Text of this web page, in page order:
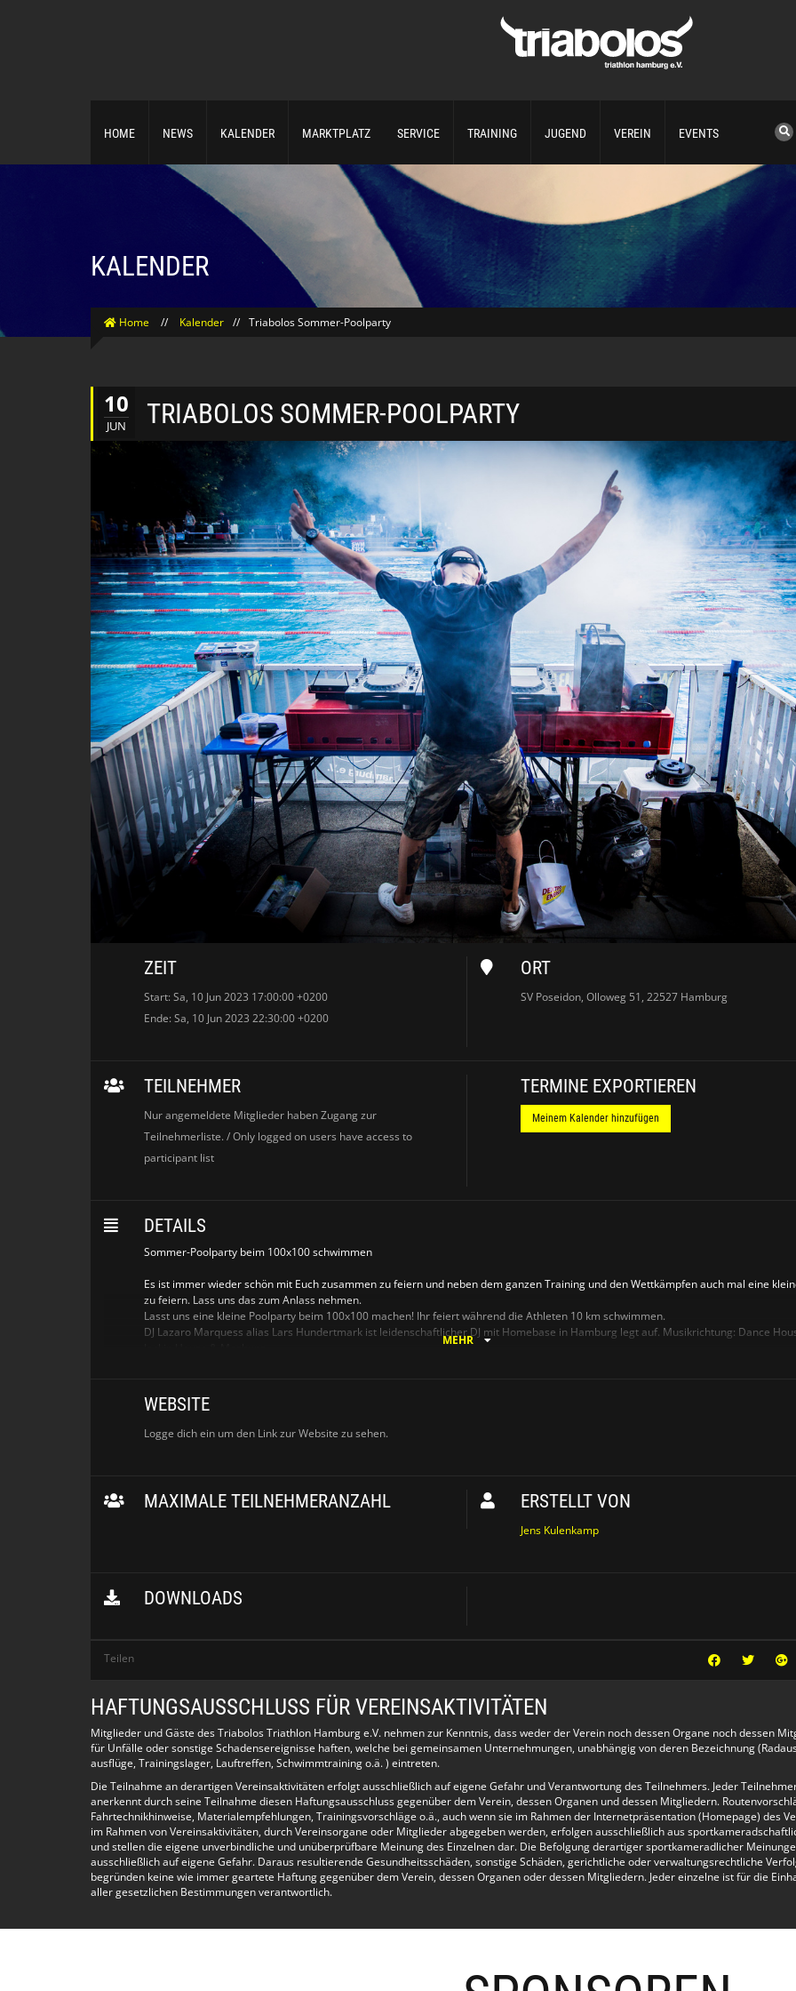
HOME NEWS KALENDER MARKTPLATZ SERVICE TRAINING JUGEND VEREIN EVENTS
Home // Kalender // Triabolos Sommer-Poolparty
KALENDER
10
JUN TRIABOLOS SOMMER-POOLPARTY
ZEIT
Start: Sa, 10 Jun 2023 17:00:00 +0200
Ende: Sa, 10 Jun 2023 22:30:00 +0200
ORT
SV Poseidon, Olloweg 51, 22527 Hamburg
TEILNEHMER
Nur angemeldete Mitglieder haben Zugang zur
Teilnehmerliste. / Only logged on users have access to
participant list
TERMINE EXPORTIEREN
Meinem Kalender hinzufügen
MEHR
DETAILS
Sommer-Poolparty beim 100x100 schwimmen
Es ist immer wieder schön mit Euch zusammen zu feiern und neben dem ganzen Training und den Wettkämpfen auch mal eine
zu feiern. Lass uns das zum Anlass nehmen.
Lasst uns eine kleine Poolparty beim 100x100 machen! Ihr feiert während die Athleten 10 km schwimmen.
DJ Lazaro Marquess alias Lars Hundertmark ist leidenschaftlicher DJ mit Homebase in Hamburg legt auf. Musikrichtung: Dance
Bock mal wieder eine schöne Zeit zu haben?Komm vorbei. Der Eintritt beträgt nur 2 Euro.
Der Pool DJ:lazaromarquess.com
WEBSITE
Logge dich ein um den Link zur Website zu sehen.
MAXIMALE TEILNEHMERANZAHL ERSTELLT VON
Jens Kulenkamp
DOWNLOADS
Teilen
HAFTUNGSAUSSCHLUSS FÜR VEREINSAKTIVITÄTEN
Mitglieder und Gäste des Triabolos Triathlon Hamburg e.V. nehmen zur Kenntnis, dass weder der Verein noch dessen Organe noch dessen
für Unfälle oder sonstige Schadensereignisse haften, welche bei gemeinsamen Unternehmungen, unabhängig von deren Bezeichnung
ausflüge, Trainingslager, Lauftreffen, Schwimmtraining o.ä. ) eintreten.
Die Teilnahme an derartigen Vereinsaktivitäten erfolgt ausschließlich auf eigene Gefahr und Verantwortung des Teilnehmers. Jeder
anerkennt durch seine Teilnahme diesen Haftungsausschluss gegenüber dem Verein, dessen Organen und dessen Mitgliedern.
Fahrtechnikhinweise, Materialempfehlungen, Trainingsvorschläge o.ä., auch wenn sie im Rahmen der Internetpräsentation (Homepage) des
im Rahmen von Vereinsaktivitäten, durch Vereinsorgane oder Mitglieder abgegeben werden, erfolgen ausschließlich aus
und stellen die eigene unverbindliche und unüberprüfbare Meinung des Einzelnen dar. Die Befolgung derartiger sportkameradlicher
ausschließlich auf eigene Gefahr. Daraus resultierende Gesundheitsschäden, sonstige Schäden, gerichtliche oder verwaltungsrechtliche
begründen keine wie immer geartete Haftung gegenüber dem Verein, dessen Organen oder dessen Mitgliedern. Jeder einzelne ist für die
aller gesetzlichen Bestimmungen verantwortlich.